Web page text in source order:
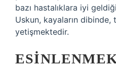
bazı hastalıklara iyi
Uskun, kayaların dibinde,
yetişmektedir.